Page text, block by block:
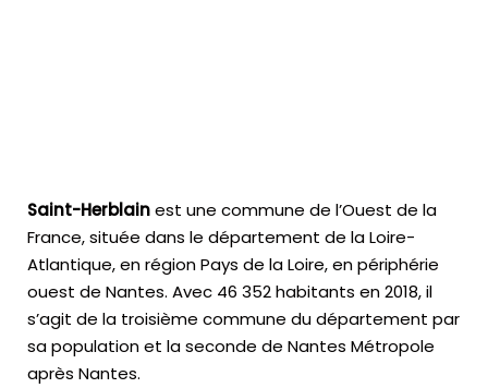
Saint-Herblainest une commune de l’Ouest de la
France, située dans le département de la Loire-
Atlantique, en région Pays de la Loire, en périphérie
ouest de Nantes. Avec 46 352 habitants en 2018, il
s’agit de la troisième commune du département par
sa population et la seconde de Nantes Métropole
après Nantes.